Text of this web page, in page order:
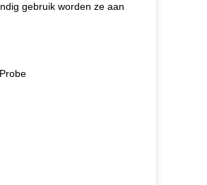
gebruik worden ze aan